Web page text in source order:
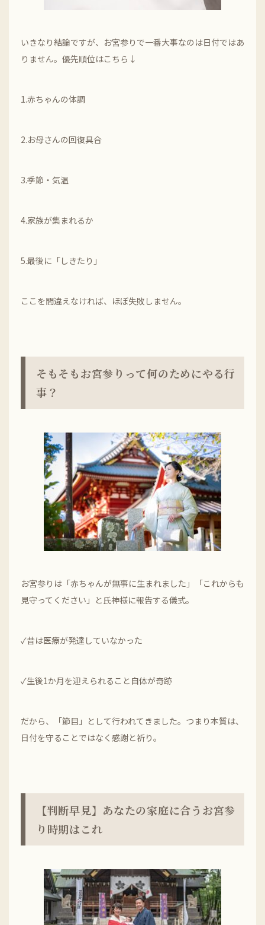
いきなり結論ですが、お宮参りで一番大事なのは日付ではあ
りません。優先順位はこちら↓
1.赤ちゃんの体調
2.お母さんの回復具合
3.季節・気温
4.家族が集まれるか
5.最後に「しきたり」
ここを間違えなければ、ほぼ失敗しません。
そもそもお宮参りって何のためにやる行
事？
お宮参りは「赤ちゃんが無事に生まれました」「これからも
見守ってください」と氏神様に報告する儀式。
✓昔は医療が発達していなかった
✓生後1か月を迎えられること自体が奇跡
だから、「節目」として行われてきました。つまり本質は、
日付を守ることではなく感謝と祈り。
【判断早見】あなたの家庭に合うお宮参
り時期はこれ